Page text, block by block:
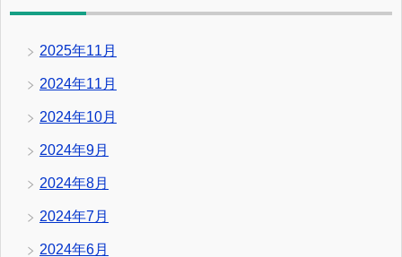
2025年11月
2024年11月
2024年10月
2024年9月
2024年8月
2024年7月
2024年6月